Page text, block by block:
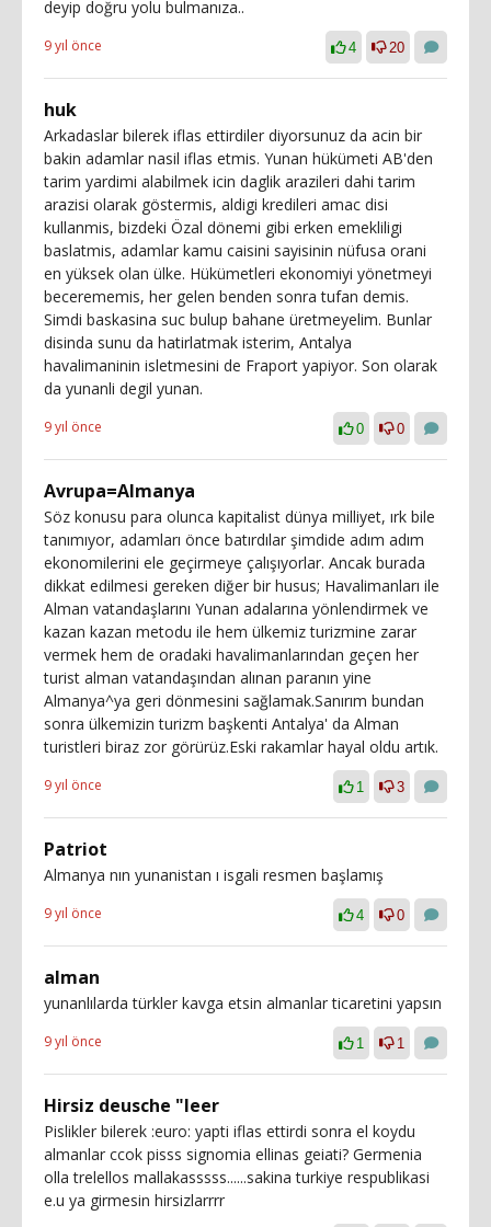
deyip doğru yolu bulmanıza..
9 yıl önce 4 20
huk
Arkadaslar bilerek iflas ettirdiler diyorsunuz da acin bir
bakin adamlar nasil iflas etmis. Yunan hükümeti AB'den
tarim yardimi alabilmek icin daglik arazileri dahi tarim
arazisi olarak göstermis, aldigi kredileri amac disi
kullanmis, bizdeki Özal dönemi gibi erken emekliligi
baslatmis, adamlar kamu caisini sayisinin nüfusa orani
en yüksek olan ülke. Hükümetleri ekonomiyi yönetmeyi
becerememis, her gelen benden sonra tufan demis.
Simdi baskasina suc bulup bahane üretmeyelim. Bunlar
disinda sunu da hatirlatmak isterim, Antalya
havalimaninin isletmesini de Fraport yapiyor. Son olarak
da yunanli degil yunan.
9 yıl önce 0 0
Avrupa=Almanya
Söz konusu para olunca kapitalist dünya milliyet, ırk bile
tanımıyor, adamları önce batırdılar şimdide adım adım
ekonomilerini ele geçirmeye çalışıyorlar. Ancak burada
dikkat edilmesi gereken diğer bir husus; Havalimanları ile
Alman vatandaşlarını Yunan adalarına yönlendirmek ve
kazan kazan metodu ile hem ülkemiz turizmine zarar
vermek hem de oradaki havalimanlarından geçen her
turist alman vatandaşından alınan paranın yine
Almanya^ya geri dönmesini sağlamak.Sanırım bundan
sonra ülkemizin turizm başkenti Antalya' da Alman
turistleri biraz zor görürüz.Eski rakamlar hayal oldu artık.
9 yıl önce 1 3
Patriot
Almanya nın yunanistan ı isgali resmen başlamış
9 yıl önce 4 0
alman
yunanlılarda türkler kavga etsin almanlar ticaretini yapsın
9 yıl önce 1 1
Hirsiz deusche "leer
Pislikler bilerek :euro: yapti iflas ettirdi sonra el koydu
almanlar ccok pisss signomia ellinas geiati? Germenia
olla trelellos mallakasssss......sakina turkiye respublikasi
e.u ya girmesin hirsizlarrrr